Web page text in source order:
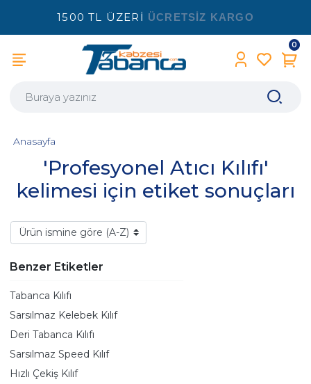
1500 TL ÜZERİ ÜCRETSİZ KARGO
0
'Profesyonel Atıcı Kılıfı'
kelimesi için etiket sonuçları
Anasayfa
Benzer Etiketler
Tabanca Kılıfı
Sarsılmaz Kelebek Kılıf
Deri Tabanca Kılıfı
Sarsılmaz Speed Kılıf
Hızlı Çekiş Kılıf